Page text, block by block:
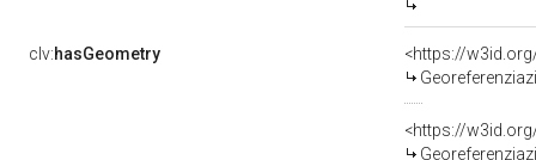
clv:hasGeometry
<https://
<https://